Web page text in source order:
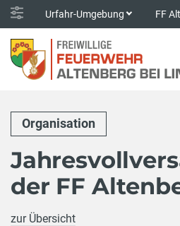
Urfahr-Umgebung FF
Organisation
der FF
zur Übersicht